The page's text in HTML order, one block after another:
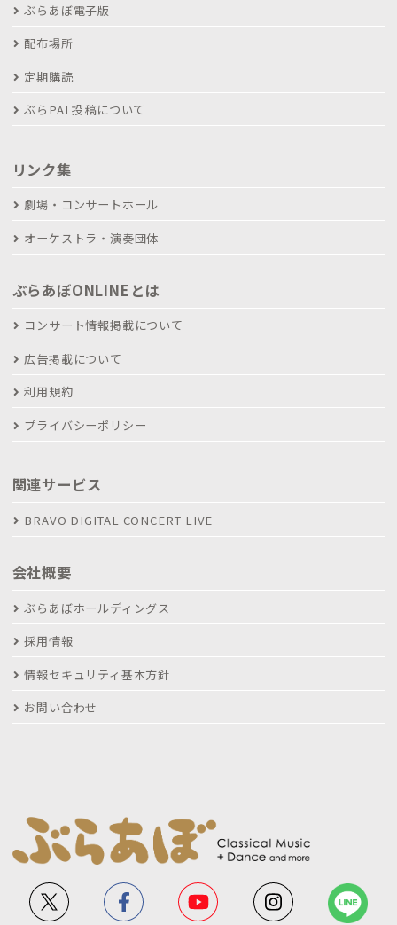
ぶらあぼ電子版
配布場所
定期購読
ぶらPAL投稿について
リンク集
劇場・コンサートホール
オーケストラ・演奏団体
ぶらあぼONLINEとは
コンサート情報掲載について
広告掲載について
利用規約
プライバシーポリシー
関連サービス
BRAVO DIGITAL CONCERT LIVE
会社概要
ぶらあぼホールディングス
採用情報
情報セキュリティ基本方針
お問い合わせ